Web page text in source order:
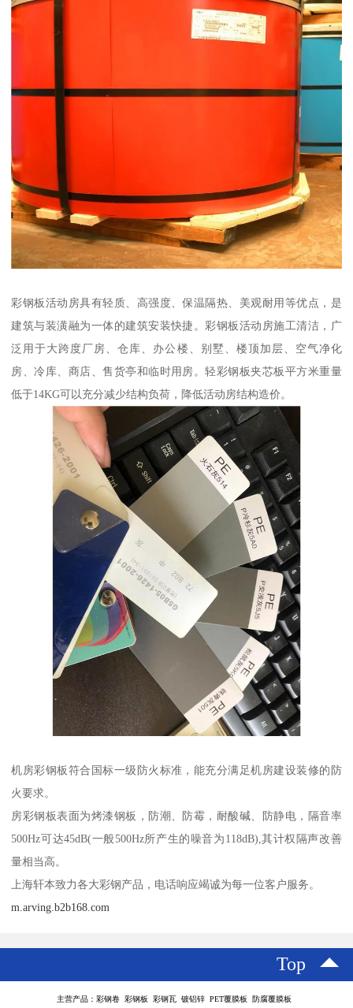
彩钢板活动房具有轻质、高强度、保温隔热、美观耐用等优点，是
建筑与装潢融为一体的建筑安装快捷。彩钢板活动房施工清洁，广
泛用于大跨度厂房、仓库、办公楼、别墅、楼顶加层、空气净化
房、冷库、商店、售货亭和临时用房。轻彩钢板夹芯板平方米重量
低于14KG可以充分减少结构负荷，降低活动房结构造价。
机房彩钢板符合国标一级防火标准，能充分满足机房建设装修的防
火要求。
房彩钢板表面为烤漆钢板，防潮、防霉，耐酸碱、防静电，隔音率
500Hz可达45dB(一般500Hz所产生的噪音为118dB),其计权隔声改善
量相当高。
上海轩本致力各大彩钢产品，电话响应竭诚为每一位客户服务。
m.arving.b2b168.com
Top
主营产品：彩钢卷 彩钢板 彩钢瓦 镀铝锌 PET覆膜板 防腐覆膜板